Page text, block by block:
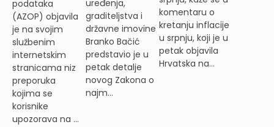
podataka
(AZOP) objavila
je na svojim
službenim
internetskim
stranicama niz
preporuka
kojima se
korisnike
upozorava na ...
uređenja,
graditeljstva i
državne imovine
Branko Bačić
predstavio je u
petak detalje
novog Zakona o
najm...
komentaru o
kretanju inflacije
u srpnju, koji je u
petak objavila
Hrvatska na...